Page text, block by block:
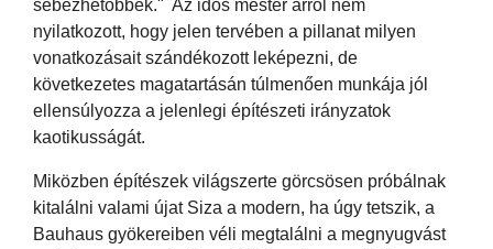
sebezhetőbbek." Az idős mester arról nem
nyilatkozott, hogy jelen tervében a pillanat milyen
vonatkozásait szándékozott leképezni, de
következetes magatartásán túlmenően munkája jól
ellensúlyozza a jelenlegi építészeti irányzatok
kaotikusságát.
Miközben építészek világszerte görcsösen próbálnak
kitalálni valami újat Siza a modern, ha úgy tetszik, a
Bauhaus gyökereiben véli megtalálni a megnyugvást